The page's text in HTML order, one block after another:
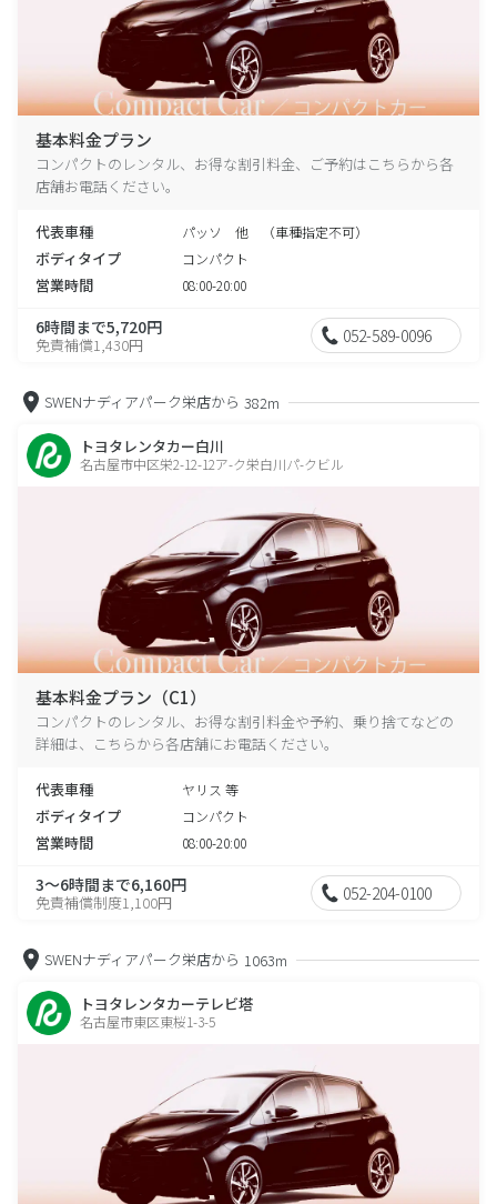
基本料金プラン
コンパクトのレンタル、お得な割引料金、ご予約はこちらから各
店舗お電話ください。
代表車種 パッソ 他 （車種指定不可）
ボディタイプ コンパクト
営業時間 08:00-20:00
6時間まで5,720円
免責補償1,430円 052-589-0096
SWENナディアパーク栄店から 382m
トヨタレンタカー白川
名古屋市中区栄2-12-12ア-ク栄白川パ-クビル
基本料金プラン（C1）
コンパクトのレンタル、お得な割引料金や予約、乗り捨てなどの
詳細は、こちらから各店舗にお電話ください。
代表車種 ヤリス 等
ボディタイプ コンパクト
営業時間 08:00-20:00
3～6時間まで6,160円
免責補償制度1,100円 052-204-0100
SWENナディアパーク栄店から 1063m
トヨタレンタカーテレビ塔
名古屋市東区東桜1-3-5